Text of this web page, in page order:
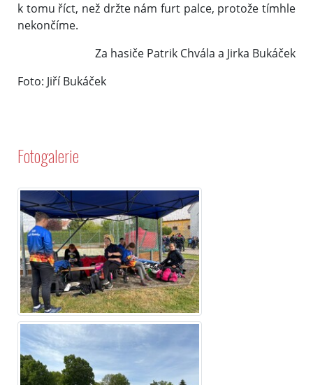
k tomu říct, než držte nám furt palce, protože tímhle
nekončíme.
Za hasiče Patrik Chvála a Jirka Bukáček
Foto: Jiří Bukáček
Fotogalerie